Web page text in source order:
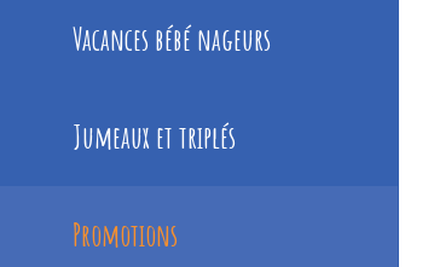
Vacances bébé nageurs
Jumeaux et triplés
Promotions